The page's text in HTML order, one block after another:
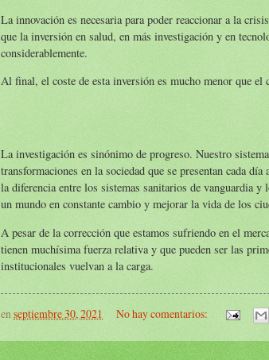
La innovación es necesaria para poder reaccionar a la
que la inversión en salud, en más investigación y en
considerablemente.
Al final, el coste de esta inversión es mucho menor que el
La investigación es sinónimo de progreso. Nuestro
transformaciones en la sociedad que se presentan cada
la diferencia entre los sistemas sanitarios de vanguardia y
un mundo en constante cambio y mejorar la vida de los
A pesar de la corrección que estamos sufriendo en el
tienen muchísima fuerza relativa y que pueden ser las
institucionales vuelvan a la carga.
enseptiembre 30, 2021 No hay comentarios: